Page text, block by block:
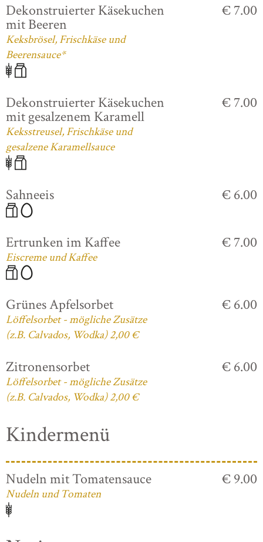
Dekonstruierter Käsekuchen
mit Beeren
Keksbrösel, Frischkäse und
Beerensauce*
€ 7.00
Dekonstruierter Käsekuchen
mit gesalzenem Karamell
Keksstreusel, Frischkäse und
gesalzene Karamellsauce
€ 7.00
Sahneeis € 6.00
Ertrunken im Kaffee
Eiscreme und Kaffee
€ 7.00
Grünes Apfelsorbet
Löffelsorbet - mögliche Zusätze
(z.B. Calvados, Wodka) 2,00 €
€ 6.00
Zitronensorbet
Löffelsorbet - mögliche Zusätze
(z.B. Calvados, Wodka) 2,00 €
€ 6.00
Kindermenü
Nudeln mit Tomatensauce
Nudeln und Tomaten
€ 9.00